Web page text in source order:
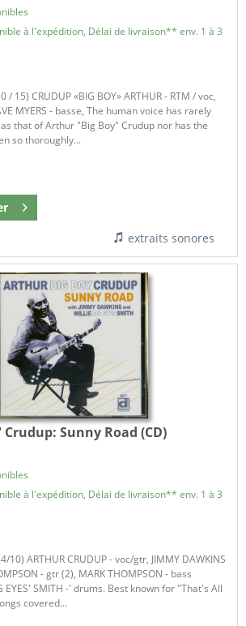
à l'expédition, Délai de livraison** env. 1 à 3
15) CRUDUP «BIG BOY» ARTHUR - RTM / voc,
MYERS - basse, The human voice has rarely
that of Arthur "Big Boy" Crudup nor has the
so thoroughly...
extraits sonores
Crudup: Sunny Road (CD)
à l'expédition, Délai de livraison** env. 1 à 3
ARTHUR CRUDUP - voc/gtr, JIMMY DAWKINS
- gtr (2), MARK THOMPSON - bass
EYES' SMITH -' drums. Best known for "That's All
covered...